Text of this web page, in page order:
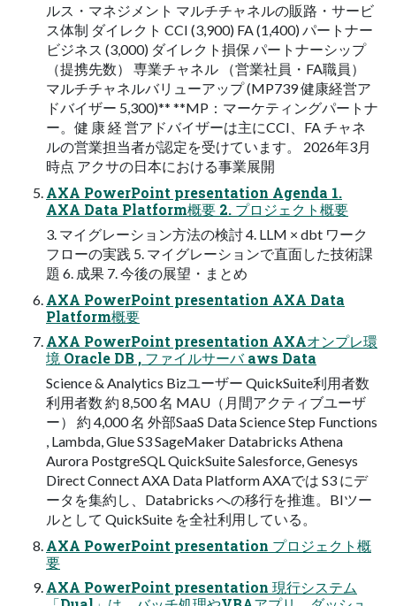
ルス・マネジメント マルチチャネルの販路・サービ
ス体制 ダイレクト CCI (3,900) FA (1,400) パートナー
ビジネス (3,000) ダイレクト損保 パートナーシップ
（提携先数） 専業チャネル （営業社員・FA職員）
マルチチャネルバリューアップ (MP739 健康経営ア
ドバイザー 5,300)** **MP：マーケティングパートナ
ー。健 康 経 営アドバイザーは主にCCI、FA チャネ
ルの営業担当者が認定を受けています。 2026年3月
時点 アクサの日本における事業展開
AXA PowerPoint presentation Agenda 1.
AXA Data Platform概要 2. プロジェクト概要
3. マイグレーション方法の検討 4. LLM × dbt ワーク
フローの実践 5. マイグレーションで直面した技術課
題 6. 成果 7. 今後の展望・まとめ
AXA PowerPoint presentation AXA Data
Platform概要
AXA PowerPoint presentation AXAオンプレ環
境 Oracle DB , ファイルサーバ aws Data
Science & Analytics Bizユーザー QuickSuite利用者数
利用者数 約 8,500 名 MAU（月間アクティブユーザ
ー） 約 4,000 名 外部SaaS Data Science Step Functions
, Lambda, Glue S3 SageMaker Databricks Athena
Aurora PostgreSQL QuickSuite Salesforce, Genesys
Direct Connect AXA Data Platform AXAでは S3 にデ
ータを集約し、Databricks への移行を推進。BIツー
ルとして QuickSuite を全社利用している。
AXA PowerPoint presentation プロジェクト概
要
AXA PowerPoint presentation 現行システム